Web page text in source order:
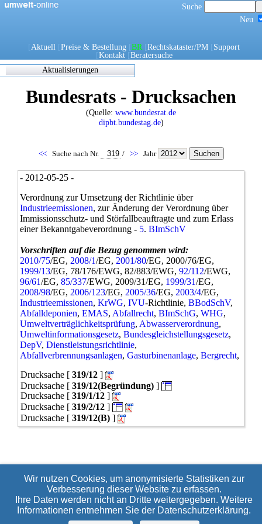
Aktuell [Preise & Bestellung [BR [Rechtskataster/PM
Support
[Kontakt[Beratersuche
Suche
Neu
Bundesrats - Drucksachen
(Quelle: www.bundesrat.de
dipbt.bundestag.de)
<< Suche nach Nr. / >> Jahr
Aktualisierungen
Zuletzt
eingearbeitete/korrigierte
Dokumente
17.05.2021 06:45
0303/1/21
0308/1/21
0311/1/21
0312/1/21
0317/1/21
0338/1/21
0349/1/21
0349/21
zu0349/21
0350/21
zu0350/21
0351/21
zu0351/21
0352/21
0353/21
0354/1/21
0354/21
0356/21
0357/21
0358/21
0359/21
0360/21(neu)
0361/21
zu0364/21
0366/21
0367/21
- 2012-05-25 -
Verordnung zur Umsetzung der Richtlinie über
Industrieemissionen, zur Änderung der Verordnung über
Immissionsschutz- und Störfallbeauftragte und zum Erlass
einer Bekanntgabeverordnung - 5. BImSchV
Vorschriften auf die Bezug genommen wird:
2010/75/EG, 2008/1/EG, 2001/80/EG, 2000/76/EG,
1999/13/EG, 78/176/EWG, 82/883/EWG, 92/112/EWG,
96/61/EG, 85/337/EWG, 2009/31/EG, 1999/31/EG,
2008/98/EG, 2006/123/EG, 2005/36/EG, 2003/4/EG,
Industrieemissionen, KrWG, IVU-Richtlinie, BBodSchV,
Abfalldeponien, EMAS, Abfallrecht, BImSchG, WHG,
Umweltverträglichkeitsprüfung, Abwasserverordnung,
Umweltinformationsgesetz, Bundesgleichstellungsgesetz,
DepV, Dienstleistungsrichtlinie,
Abfallverbrennungsanlagen, Gasturbinenanlage, Bergrecht,
Drucksache [ 319/12]
Drucksache [ 319/12(Begründung)]
Drucksache [ 319/1/12]
Drucksache [ 319/2/12]
Drucksache [ 319/12(B)]
Wir nutzen Cookies, um anonymisierte Statistiken zur
Verbesserung dieser Website zu erfassen.
Ihre Daten werden nicht an Dritte weitergegeben. Weitere
Informationen entnehmen Sie der Datenschutzerklärung.